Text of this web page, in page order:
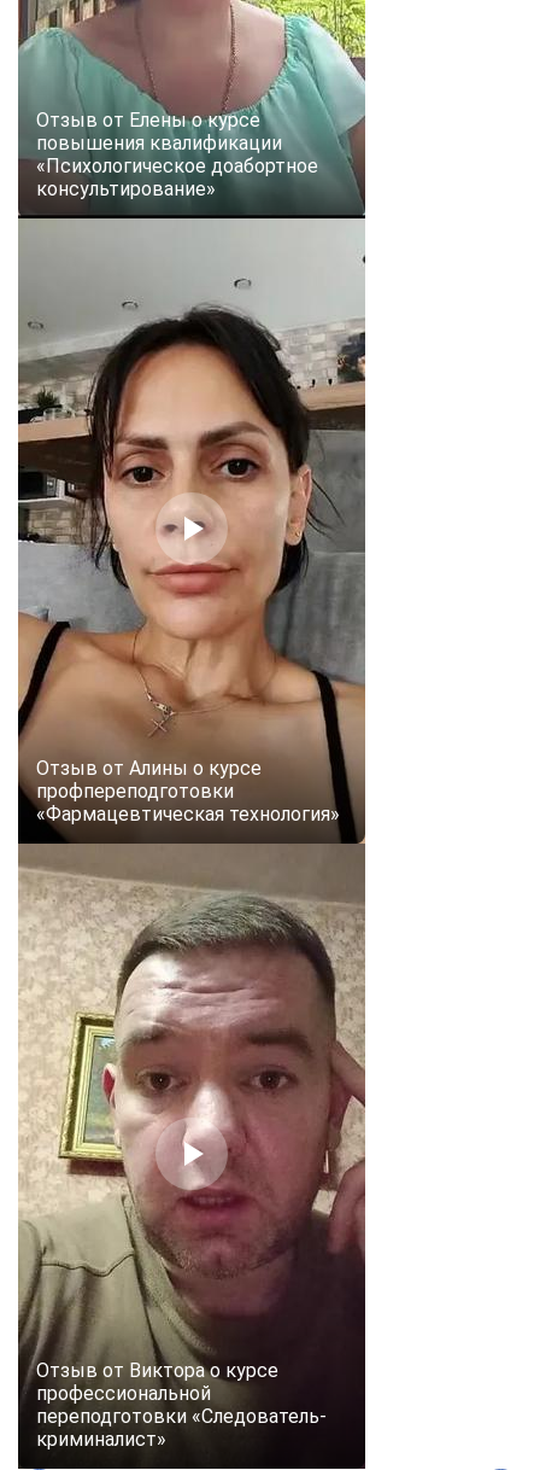
Отзыв от Елены о курсе
повышения квалификации
«Психологическое доабортное
консультирование»
Отзыв от Алины о курсе
профпереподготовки
«Фармацевтическая технология»
Отзыв от Виктора о курсе
профессиональной
переподготовки «Следователь-
криминалист»